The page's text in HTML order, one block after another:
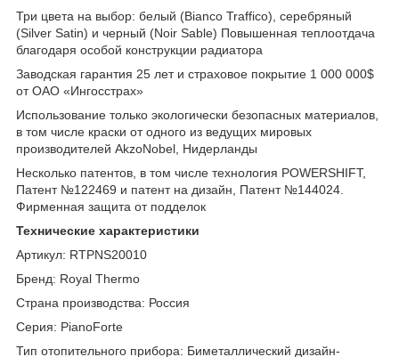
Три цвета на выбор: белый (Bianco Traffico), серебряный
(Silver Satin) и черный (Noir Sable) Повышенная теплоотдача
благодаря особой конструкции радиатора
Заводская гарантия 25 лет и страховое покрытие 1 000 000$
от ОАО «Ингосстрах»
Использование только экологически безопасных материалов,
в том числе краски от одного из ведущих мировых
производителей AkzoNobel, Нидерланды
Несколько патентов, в том числе технология POWERSHIFT,
Патент №122469 и патент на дизайн, Патент №144024.
Фирменная защита от подделок
Технические характеристики
Артикул: RTPNS20010
Бренд: Royal Thermo
Страна производства: Россия
Серия: PianoForte
Тип отопительного прибора: Биметаллический дизайн-